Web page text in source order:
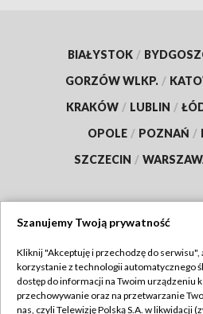
BIAŁYSTOK /
GORZÓW WLKP. /
KRAKÓW / LUBLIN /
OPOLE / POZNAŃ /
SZCZECIN /
TVP
Abonament TVP
Regulamin
Szanujemy Twoją prywatność
Kliknij "Akceptuję i przechodzę do serwisu",
korzystanie z technologii automatycznego
dostęp do informacji na Twoim urządzeniu
przechowywanie oraz na przetwarzanie
nas, czyli Telewizję Polską S.A. w likwidacji